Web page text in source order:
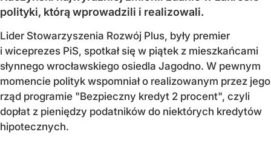
polityki, którą wprowadzili i realizowali.
Lider Stowarzyszenia Rozwój Plus, były premier
i wiceprezes PiS, spotkał się w piątek z mieszkańcami
słynnego wrocławskiego osiedla Jagodno. W pewnym
momencie polityk wspomniał o realizowanym przez jego
rząd programie "Bezpieczny kredyt 2 procent", czyli
dopłat z pieniędzy podatników do niektórych kredytów
hipotecznych.